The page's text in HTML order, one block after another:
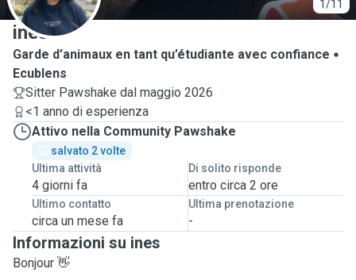
1/11
ines
Garde d’animaux en tant qu’étudiante avec confiance
Ecublens
Sitter Pawshake dal maggio 2026
<1 anno di esperienza
Attivo nella Community Pawshake
salvato 2 volte
Ultima attività
4 giorni fa
Di solito risponde
entro circa 2 ore
Ultimo contatto
circa un mese fa
Ultima prenotazione
-
Informazioni su ines
Bonjour 👋